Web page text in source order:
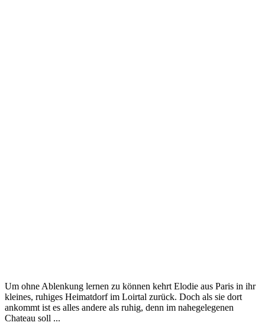
Um ohne Ablenkung lernen zu können kehrt Elodie aus Paris in ihr
kleines, ruhiges Heimatdorf im Loirtal zurück. Doch als sie dort
ankommt ist es alles andere als ruhig, denn im nahegelegenen
Chateau soll ...